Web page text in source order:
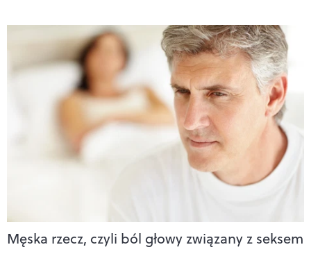
Męska rzecz, czyli ból głowy związany z seksem